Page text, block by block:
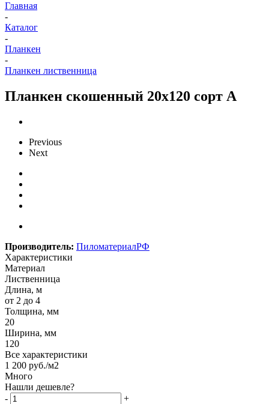
Главная
-
Каталог
-
Планкен
-
Планкен лиственница
Планкен скошенный 20х120 сорт А
Previous
Next
Производитель: ПиломатериалРФ
Характеристики
Материал
Лиственница
Длина, м
от 2 до 4
Толщина, мм
20
Ширина, мм
120
Все характеристики
1 200 руб./м2
Много
Нашли дешевле?
-
+